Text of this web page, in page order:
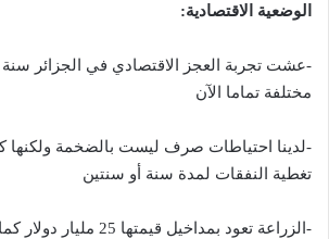
الوضعية الاقتصادية:
مختلفة تماما الآن
-لدينا احتياطات صرف ليست بالضخمة ولكنها
تغطية النفقات لمدة سنة أو سنتين
-الزراعة تعود بمداخيل